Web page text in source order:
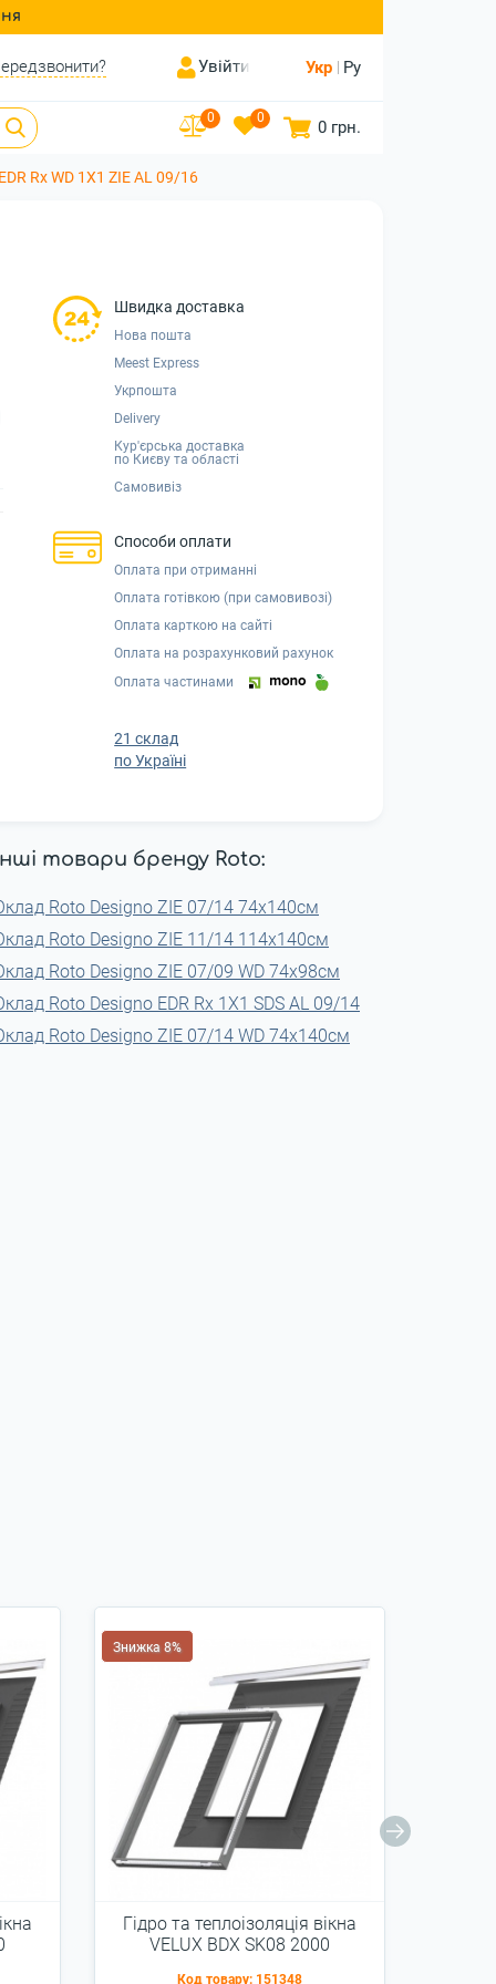
Увійти Укр Ру
0 0 0 грн.
Rх WD 1X1 ZIE AL 09/16
Швидка доставка
Нова пошта
Meest Express
Укрпошта
Delivery
Кур'єрська доставка
по Києву та області
Самовивіз
Способи оплати
Оплата при отриманні
Оплата готівкою (при самовивозі)
Оплата карткою на сайті
Оплата на розрахунковий рахунок
Оплата частинами
21 склад
по Україні
товари бренду Roto:
Roto Designo ZIE 07/14 74x140см
Roto Designo ZIE 11/14 114x140см
Roto Designo ZIE 07/09 WD 74x98см
Roto Designo EDR Rх 1X1 SDS AL 09/14
Roto Designo ZIE 07/14 WD 74x140см
Знижка 8%
Гідро та теплоізоляція вікна
VELUX BDX SK08 2000
Код товару: 151348